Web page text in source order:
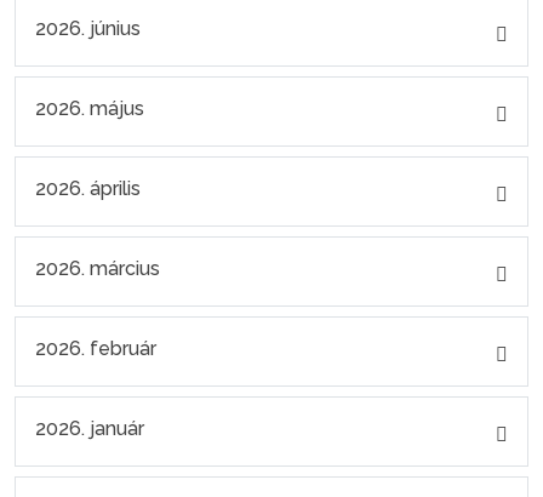
2026. június
2026. május
2026. április
2026. március
2026. február
2026. január